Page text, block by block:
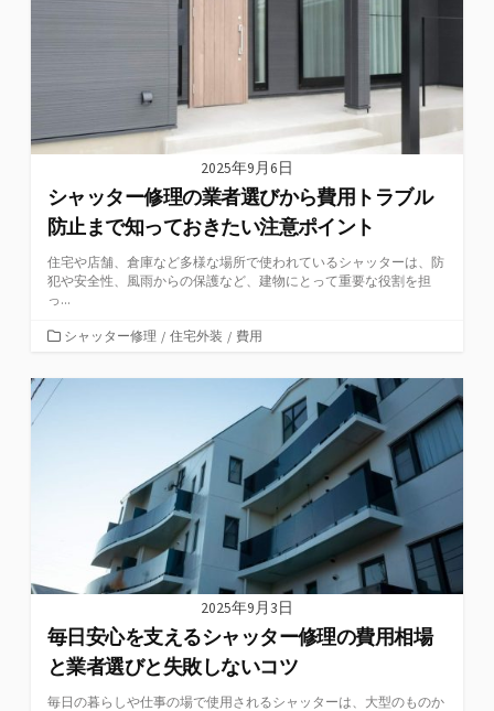
2025年9月6日
シャッター修理の業者選びから費用トラブル
防止まで知っておきたい注意ポイント
住宅や店舗、倉庫など多様な場所で使われているシャッターは、防
犯や安全性、風雨からの保護など、建物にとって重要な役割を担
っ...
カ
ゴ
シャッター修理 / 住宅外装 / 費用
2025年9月3日
毎日安心を支えるシャッター修理の費用相場
と業者選びと失敗しないコツ
毎日の暮らしや仕事の場で使用されるシャッターは、大型のものか